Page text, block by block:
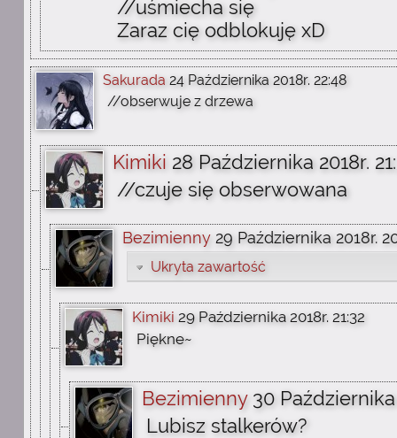
//uśmiecha się
Zaraz cię odblokuję xD
Sakurada 24 Października 2018r. 22:48
//obserwuje z drzewa
Kimiki 28 Października 2018r.
//czuje się obserwowana
Bezimienny 29 Października 2018r.
Ukryta zawartość
Kimiki 29 Października 2018r. 21:32
Piękne~
Bezimienny 30 Października
Lubisz stalkerów?